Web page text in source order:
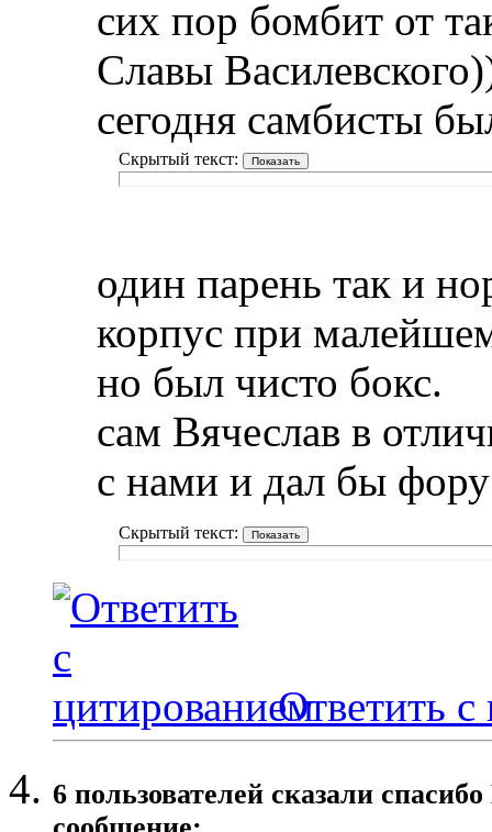
сих пор бомбит от
Славы
сегодня самбисты
Скрытый текст:
один парень так и
корпус при
но был чисто бокс.
сам Вячеслав в
с нами и дал бы
Скрытый текст:
Ответить с
6 пользователей сказали